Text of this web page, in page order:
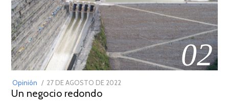
02
Opinión
POSTED
ON
27 DE AGOSTO DE 2022
Un negocio redondo